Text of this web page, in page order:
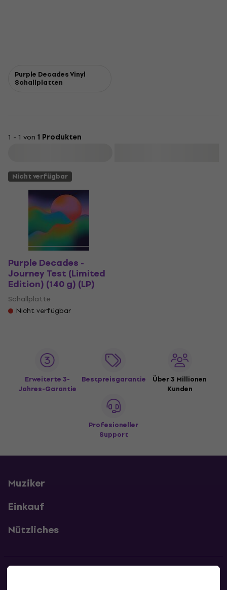
Purple Decades Vinyl
Schallplatten
1 - 1 von 1 Produkten
Nicht verfügbar
Purple Decades -
Journey Test (Limited
Edition) (140 g) (LP)
Schallplatte
Nicht verfügbar
Erweiterte 3-
Jahres-Garantie
Bestpreisgarantie
Über 3 Millionen
Kunden
Profesioneller
Support
Muziker
Einkauf
Nützliches